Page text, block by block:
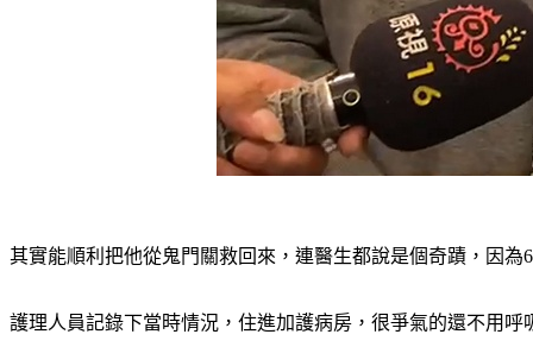
其實能順利把他從鬼門關救回來，連醫生都說是個奇蹟，因
護理人員記錄下當時情況，住進加護病房，很爭氣的還不用